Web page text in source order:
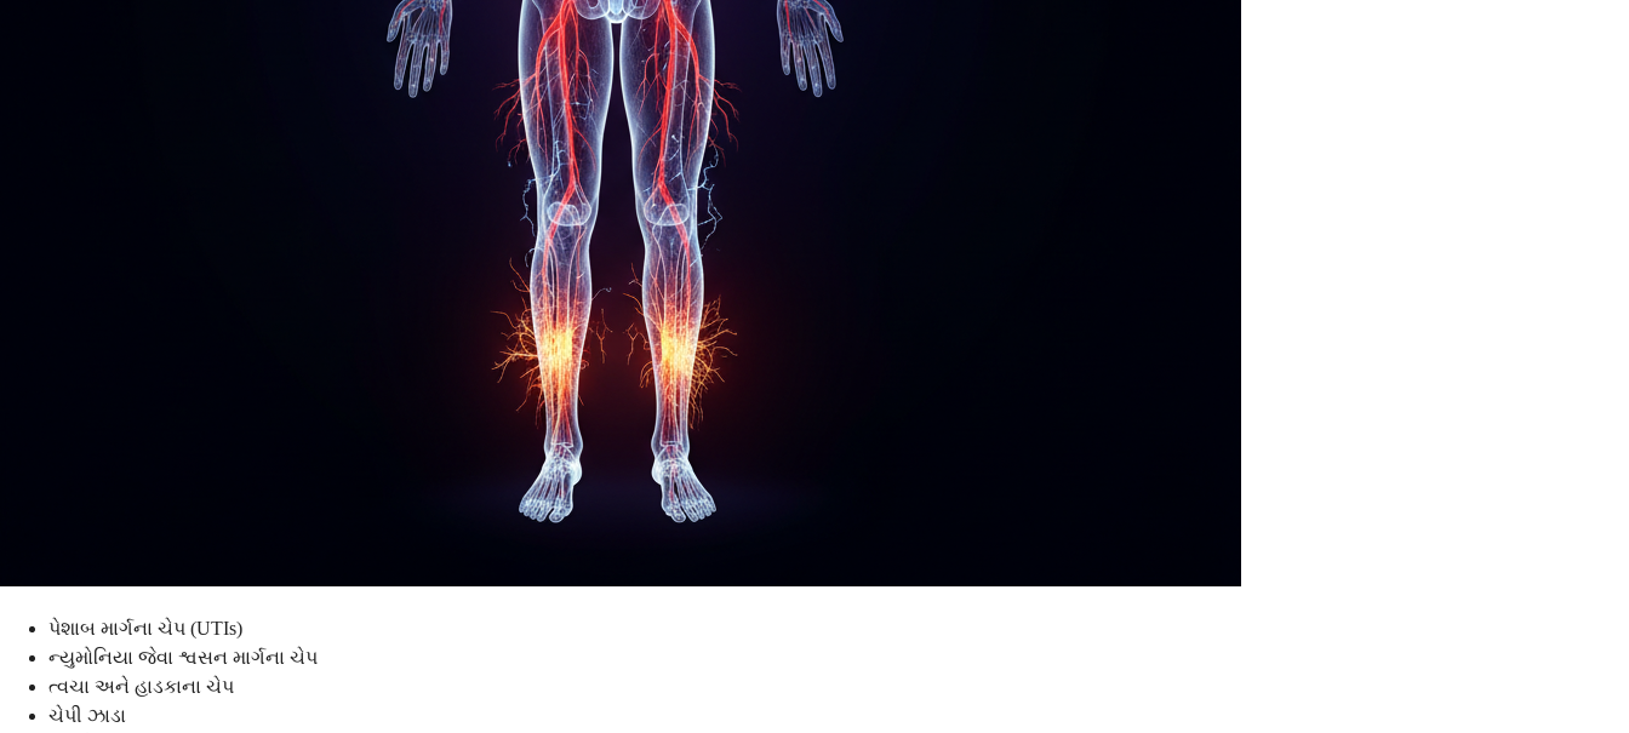
પેશાબ માર્ગના ચેપ (UTIs)
ન્યુમોનિયા જેવા શ્વસન માર્ગના ચેપ
ત્વચા અને હાડકાના ચેપ
ચેપી ઝાડા